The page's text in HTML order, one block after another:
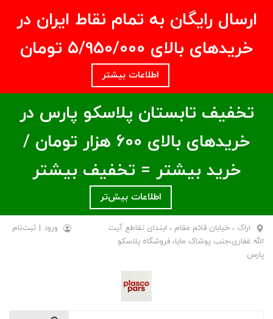
ارسال رایگان به تمام نقاط ایران در
خریدهای بالای ۵/950/000 تومان
اطلاعات بیشتر
تخفیف تابستان پلاسکو پارس در
خریدهای بالای ۶00 هزار تومان /
خرید بیشتر = تخفیف بیشتر
اطلاعات بیش‌تر
اراک ، خیابان قائم مقام ، ابتدای تقاطع آیت
الله غفاری،جنب پوشاک مایا، فروشگاه پلاسکو
پارس
ورود | ثبت‌نام